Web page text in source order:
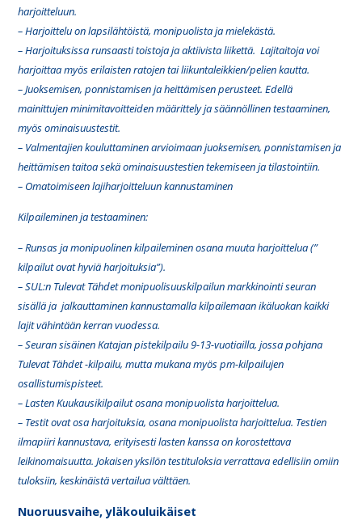
harjoitteluun.
– Harjoittelu on lapsilähtöistä, monipuolista ja mielekästä.
– Harjoituksissa runsaasti toistoja ja aktiivista liikettä. Lajitaitoja voi
harjoittaa myös erilaisten ratojen tai liikuntaleikkien/pelien kautta.
– Juoksemisen, ponnistamisen ja heittämisen perusteet. Edellä
mainittujen minimitavoitteiden määrittely ja säännöllinen testaaminen,
myös ominaisuustestit.
– Valmentajien kouluttaminen arvioimaan juoksemisen, ponnistamisen ja
heittämisen taitoa sekä ominaisuustestien tekemiseen ja tilastointiin.
– Omatoimiseen lajiharjoitteluun kannustaminen
Kilpaileminen ja testaaminen:
– Runsas ja monipuolinen kilpaileminen osana muuta harjoittelua (”
kilpailut ovat hyviä harjoituksia”).
– SUL:n Tulevat Tähdet monipuolisuuskilpailun markkinointi seuran
sisällä ja jalkauttaminen kannustamalla kilpailemaan ikäluokan kaikki
lajit vähintään kerran vuodessa.
– Seuran sisäinen Katajan pistekilpailu 9-13-vuotiailla, jossa pohjana
Tulevat Tähdet -kilpailu, mutta mukana myös pm-kilpailujen
osallistumispisteet.
– Lasten Kuukausikilpailut osana monipuolista harjoittelua.
– Testit ovat osa harjoituksia, osana monipuolista harjoittelua. Testien
ilmapiiri kannustava, erityisesti lasten kanssa on korostettava
leikinomaisuutta. Jokaisen yksilön testituloksia verrattava edellisiin omiin
tuloksiin, keskinäistä vertailua välttäen.
Nuoruusvaihe, yläkouluikäiset